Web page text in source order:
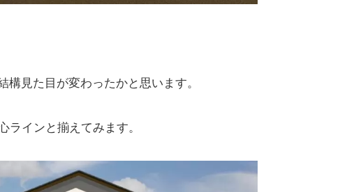
構見た目が変わったかと思います。
インと揃えてみます。